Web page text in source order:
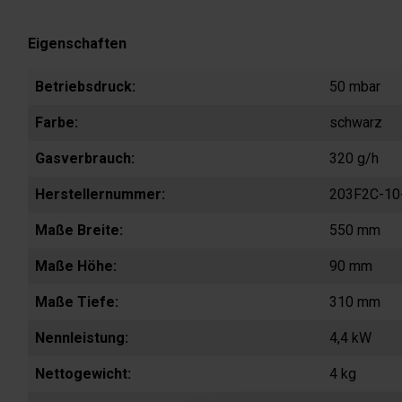
Eigenschaften
Betriebsdruck: 50 mbar
Farbe: schwarz
Gasverbrauch: 320 g/h
Herstellernummer: 203F2C-
Maße Breite: 550 mm
Maße Höhe: 90 mm
Maße Tiefe: 310 mm
Nennleistung: 4,4 kW
Nettogewicht: 4 kg